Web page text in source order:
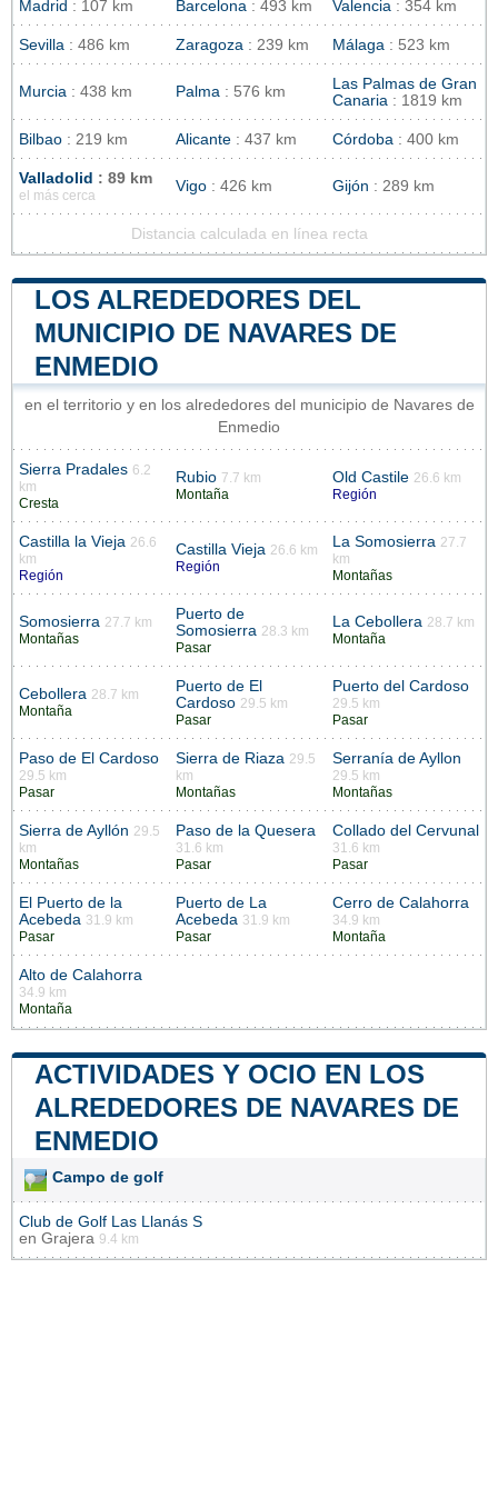
Madrid : 107 km Barcelona : 493 km Valencia : 354 km
Sevilla : 486 km Zaragoza : 239 km Málaga : 523 km
Murcia : 438 km Palma : 576 km
Las Palmas de Gran
Canaria : 1819 km
Bilbao : 219 km Alicante : 437 km Córdoba : 400 km
Valladolid : 89 km
el más cerca
Vigo : 426 km Gijón : 289 km
Distancia calculada en línea recta
LOS ALREDEDORES DEL
MUNICIPIO DE NAVARES DE
ENMEDIO
en el territorio y en los alrededores del municipio de Navares de
Enmedio
Sierra Pradales 6.2
km
Cresta
Rubio 7.7 km
Montaña
Old Castile 26.6 km
Región
Castilla la Vieja 26.6
km
Región
Castilla Vieja 26.6 km
Región
La Somosierra 27.7
km
Montañas
Somosierra 27.7 km
Montañas
Puerto de
Somosierra 28.3 km
Pasar
La Cebollera 28.7 km
Montaña
Cebollera 28.7 km
Montaña
Puerto de El
Cardoso 29.5 km
Pasar
Puerto del Cardoso
29.5 km
Pasar
Paso de El Cardoso
29.5 km
Pasar
Sierra de Riaza 29.5
km
Montañas
Serranía de Ayllon
29.5 km
Montañas
Sierra de Ayllón 29.5
km
Montañas
Paso de la Quesera
31.6 km
Pasar
Collado del Cervunal
31.6 km
Pasar
El Puerto de la
Acebeda 31.9 km
Pasar
Puerto de La
Acebeda 31.9 km
Pasar
Cerro de Calahorra
34.9 km
Montaña
Alto de Calahorra
34.9 km
Montaña
ACTIVIDADES Y OCIO EN LOS
ALREDEDORES DE NAVARES DE
ENMEDIO
Campo de golf
Club de Golf Las Llanás S
en Grajera 9.4 km